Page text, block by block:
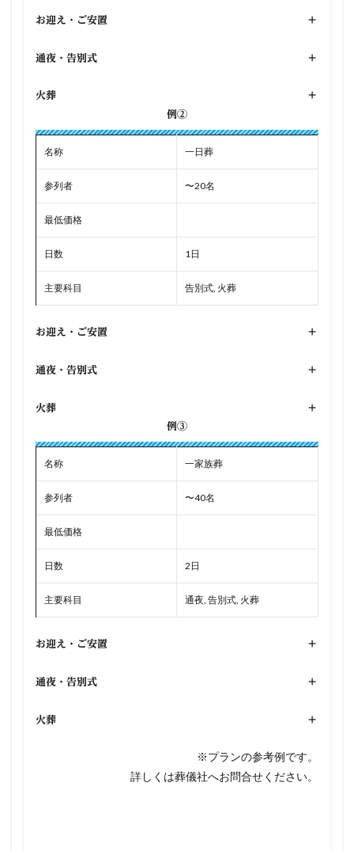
お迎え・ご安置 +
通夜・告別式 +
火葬
+
例②
名称 一日葬
参列者 〜20名
最低価格
日数 1日
主要科目 告別式, 火葬
お迎え・ご安置 +
通夜・告別式 +
火葬
+
例③
名称 一家族葬
参列者 〜40名
最低価格
日数 2日
主要科目 通夜, 告別式, 火葬
お迎え・ご安置 +
通夜・告別式 +
火葬 +
※プランの参考例です。
詳しくは葬儀社へお問合せください。